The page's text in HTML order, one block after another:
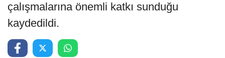
çalışmalarına önemli katkı sunduğu
kaydedildi.